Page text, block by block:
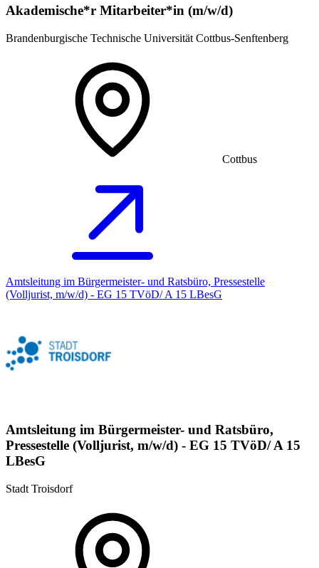
Akademische*r Mitarbeiter*in (m/w/d)
Brandenburgische Technische Universität Cottbus-Senftenberg
Cottbus
Amtsleitung im Bürgermeister- und Ratsbüro, Pressestelle
(Volljurist, m/w/d) - EG 15 TVöD/ A 15 LBesG
Amtsleitung im Bürgermeister- und Ratsbüro,
Pressestelle (Volljurist, m/w/d) - EG 15 TVöD/ A 15
LBesG
Stadt Troisdorf